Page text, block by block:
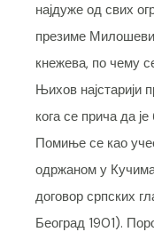
најдуже од свих
презиме
кнежева, по чему
Њихов најстарији
кога се прича да
Помиње се као
одржаном у
договор српских
Београд 1901).